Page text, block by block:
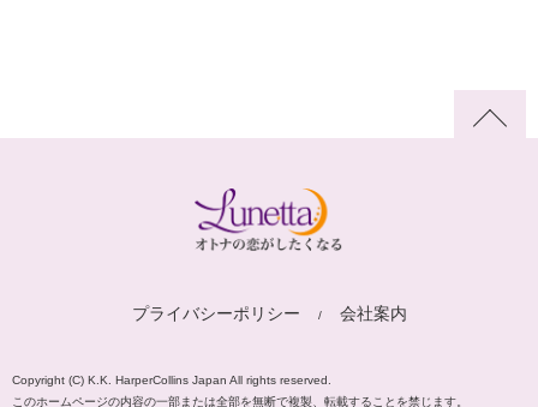
プライバシーポリシー 会社案内
Copyright (C) K.K. HarperCollins Japan All rights reserved.
このホームページの内容の一部または全部を無断で複製、転載することを禁じます。